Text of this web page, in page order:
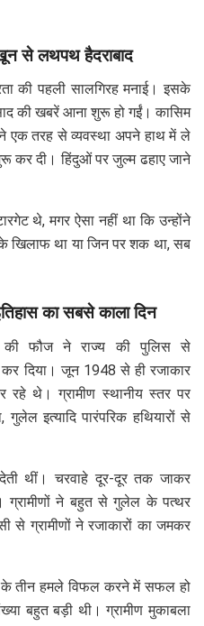
से लथपथ हैदराबाद
की पहली सालगिरह मनाई। इसके
की खबरें आना शुरू हो गईं। कासिम
एक तरह से व्यवस्था अपने हाथ में ले
कर दी। हिंदुओं पर जुल्म ढहाए जाने
थे, मगर ऐसा नहीं था कि उन्होंने
खिलाफ था या जिन पर शक था, सब
का सबसे काला दिन
की फौज ने राज्य की पुलिस से
दिया। जून 1948 से ही रजाकार
रहे थे। ग्रामीण स्थानीय स्तर पर
इत्यादि पारंपरिक हथियारों से
देती थीं। चरवाहे दूर-दूर तक जाकर
ने बहुत से गुलेल के पत्थर
से ग्रामीणों ने रजाकारों का जमकर
के तीन हमले विफल करने में सफल हो
बहुत बड़ी थी। ग्रामीण मुकाबला